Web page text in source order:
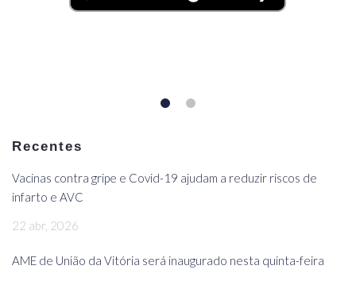
Recentes
Vacinas contra gripe e Covid-19 ajudam a reduzir riscos de
infarto e AVC
22 abr, 2026
AME de União da Vitória será inaugurado nesta quinta-feira